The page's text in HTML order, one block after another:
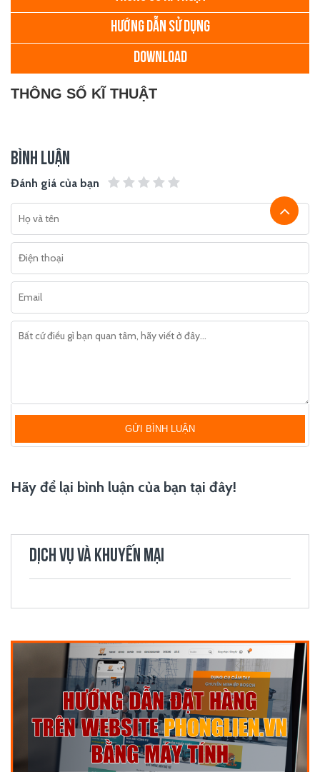
HƯỚNG DẪN SỬ DỤNG
DOWNLOAD
THÔNG SỐ KĨ THUẬT
BÌNH LUẬN
Đánh giá của bạn
GỬI BÌNH LUẬN
Hãy để lại bình luận của bạn tại đây!
DỊCH VỤ VÀ KHUYẾN MẠI